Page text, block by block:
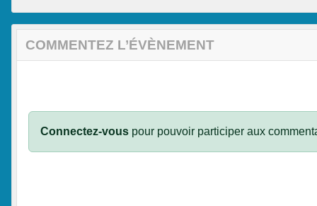
COMMENTEZ L’ÉVÈNEMENT
Connectez-vous pour pouvoir participer aux